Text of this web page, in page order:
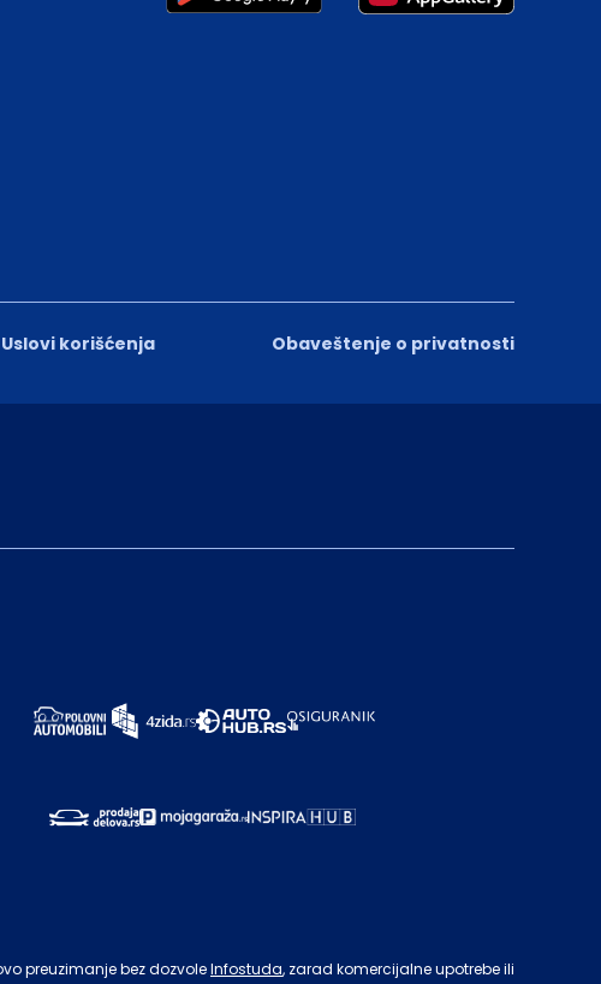
Uslovi korišćenja Obaveštenje o privatnosti
preuzimanje bez dozvoleInfostuda, zarad komercijalne upotrebe ili